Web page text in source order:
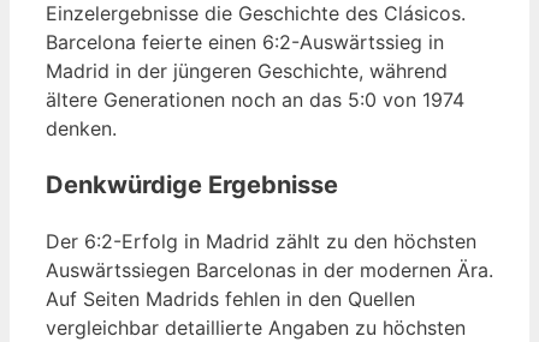
Einzelergebnisse die Geschichte des Clásicos.
Barcelona feierte einen 6:2-Auswärtssieg in
Madrid in der jüngeren Geschichte, während
ältere Generationen noch an das 5:0 von 1974
denken.
Denkwürdige Ergebnisse
Der 6:2-Erfolg in Madrid zählt zu den höchsten
Auswärtssiegen Barcelonas in der modernen Ära.
Auf Seiten Madrids fehlen in den Quellen
vergleichbar detaillierte Angaben zu höchsten